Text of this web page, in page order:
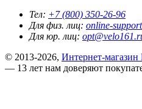
Тел: +7 (800) 350-26-96
Для физ. лиц: online-
Для юр. лиц:
© 2013-2026, Интернет-магазин
— 13 лет нам доверяют